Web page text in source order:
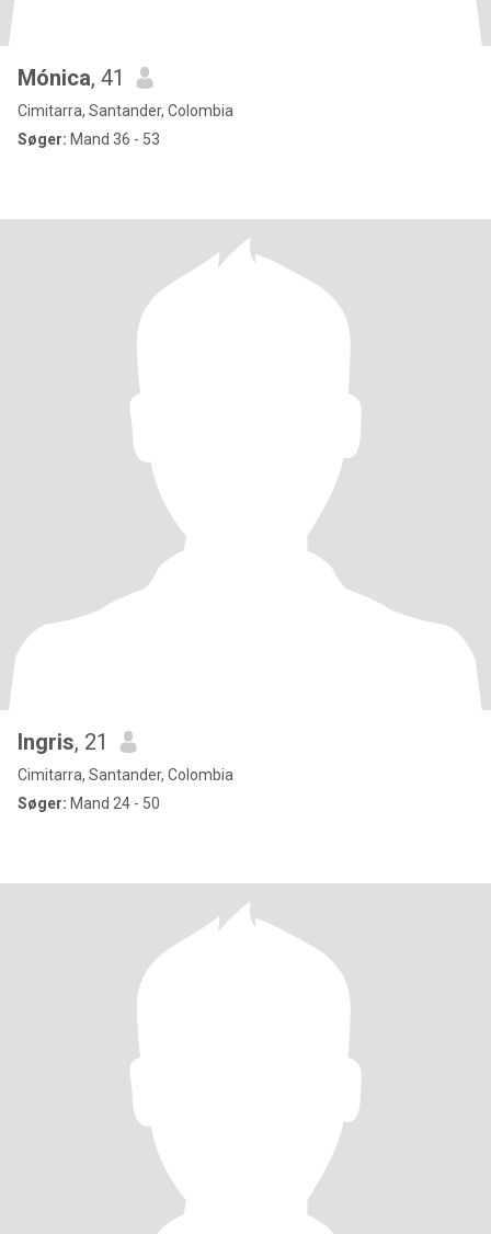
Mónica, 41
Cimitarra, Santander, Colombia
Søger: Mand 36 - 53
Ingris, 21
Cimitarra, Santander, Colombia
Søger: Mand 24 - 50